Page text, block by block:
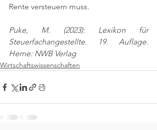
Rente versteuern muss.
Puke, M. (2023): Lexikon für
Steuerfachangestellte. 19. Auflage.
Herne: NWB Verlag
Wirtschaftswissenschaften